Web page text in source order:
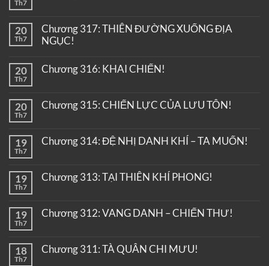
Th7
20
Th7
Chương 317: THIÊN ĐƯỜNG XUỐNG ĐỊA
NGỤC!
20
Th7
Chương 316: KHAI CHIẾN!
20
Th7
Chương 315: CHIẾN LỰC CỦA LƯU TÔN!
19
Th7
Chương 314: ĐỆ NHỊ DANH KHÍ – TA MUỐN!
19
Th7
Chương 313: TẠI THIÊN KHÍ PHONG!
19
Th7
Chương 312: VANG DANH – CHIẾN THƯ!
18
Th7
Chương 311: TÀ QUÂN CHI MƯU!